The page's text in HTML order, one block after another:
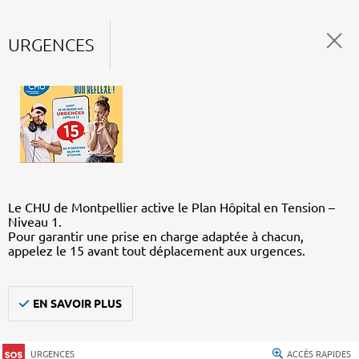
URGENCES
Le CHU de Montpellier active le Plan Hôpital en Tension –
Niveau 1.
Pour garantir une prise en charge adaptée à chacun,
appelez le 15 avant tout déplacement aux urgences.
EN SAVOIR PLUS
URGENCES ACCÈS RAPIDES